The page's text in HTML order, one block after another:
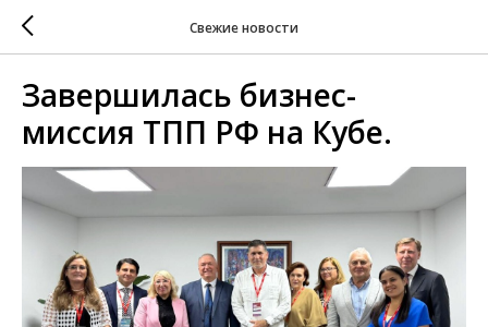
Свежие новости
Завершилась бизнес-
миссия ТПП РФ на Кубе.